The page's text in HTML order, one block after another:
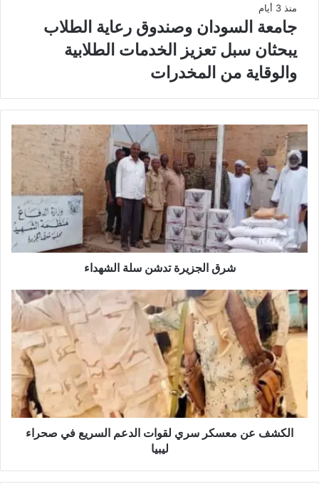
منذ 3 أيام
جامعة السودان وصندوق رعاية الطلاب
يبحثان سبل تعزيز الخدمات الطلابية
والوقاية من المخدرات
شرق الجزيرة تدشن سلة الشهداء
الكشف عن معسكر سري لقوات الدعم السريع في صحراء
ليبيا